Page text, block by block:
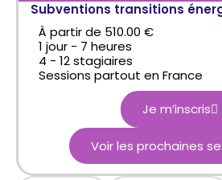
Subventions transitions
À partir de 510.00 €
1 jour - 7 heures
4 - 12 stagiaires
Sessions partout en France
Je m’inscris
Voir les prochaines